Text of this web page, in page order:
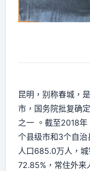
昆明，别称春城，
市，国务院批复确
之一 。截至2018
个县级市和3个自
人口685.0万人，
72.85%，常住外来